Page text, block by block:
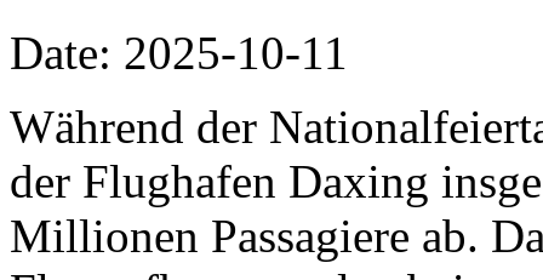
Date: 2025-10-11
Während der
der Flughafen Daxing
Millionen Passagiere ab.